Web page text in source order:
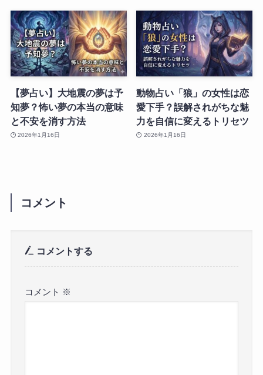
【夢占い】大地震の夢は予
知夢？怖い夢の本当の意味
と不安を消す方法
2026年1月16日
動物占い「狼」の女性は恋
愛下手？誤解されがちな魅
力を自信に変えるトリセツ
2026年1月16日
コメント
コメントする
コメント ※